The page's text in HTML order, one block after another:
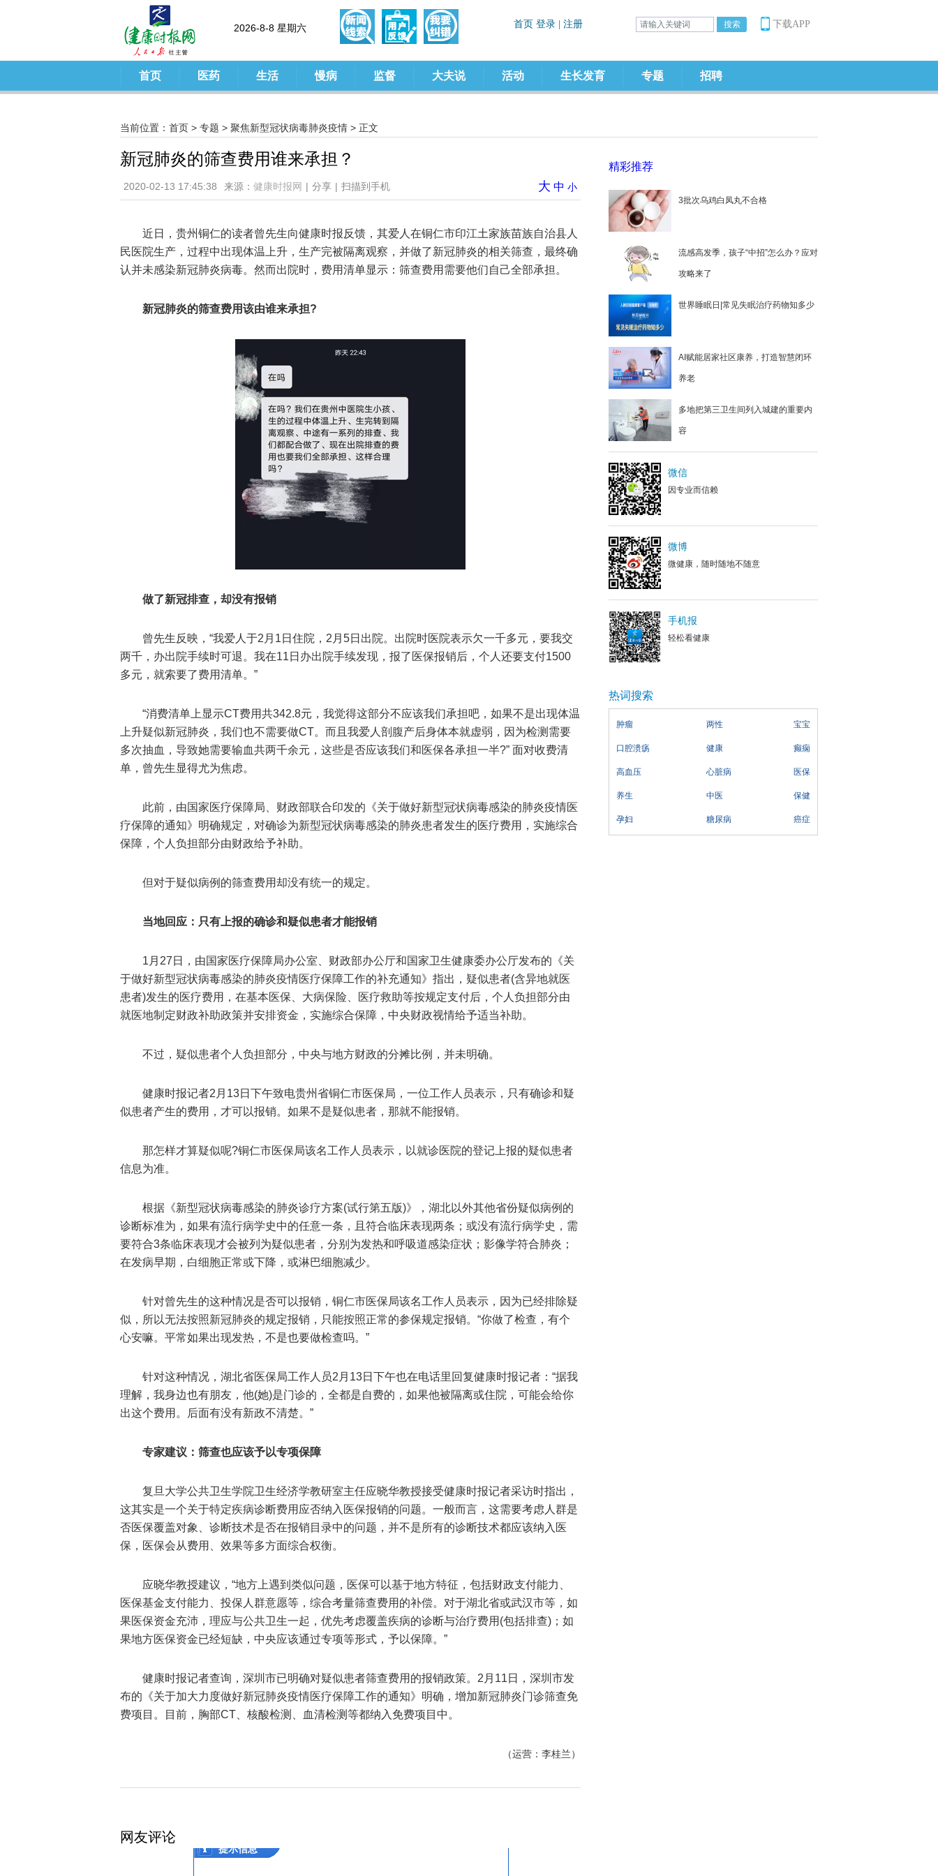
2026-8-8 星期六 下载APP
首页 医药 生活 慢病 监督 大夫说 活动 生长发育 专题 招聘
当前位置： 首页 > 专题 > 聚焦新型冠状病毒肺炎疫情 > 正文
新冠肺炎的筛查费用谁来承担？
2020-02-13 17:45:38 来源： 健康时报网 | 分享 | 扫描到手机 大 中 小
近日，贵州铜仁的读者曾先生向健康时报反馈，其爱人在铜仁市印江土家族苗族自治县人
民医院生产，过程中出现体温上升，生产完被隔离观察，并做了新冠肺炎的相关筛查，最终确
认并未感染新冠肺炎病毒。然而出院时，费用清单显示：筛查费用需要他们自己全部承担。
新冠肺炎的筛查费用该由谁来承担?
做了新冠排查，却没有报销
曾先生反映，“我爱人于2月1日住院，2月5日出院。出院时医院表示欠一千多元，要我交
两千，办出院手续时可退。我在11日办出院手续发现，报了医保报销后，个人还要支付1500
多元，就索要了费用清单。”
“消费清单上显示CT费用共342.8元，我觉得这部分不应该我们承担吧，如果不是出现体温
上升疑似新冠肺炎，我们也不需要做CT。而且我爱人剖腹产后身体本就虚弱，因为检测需要
多次抽血，导致她需要输血共两千余元，这些是否应该我们和医保各承担一半?” 面对收费清
单，曾先生显得尤为焦虑。
此前，由国家医疗保障局、财政部联合印发的《关于做好新型冠状病毒感染的肺炎疫情医
疗保障的通知》明确规定，对确诊为新型冠状病毒感染的肺炎患者发生的医疗费用，实施综合
保障，个人负担部分由财政给予补助。
但对于疑似病例的筛查费用却没有统一的规定。
当地回应：只有上报的确诊和疑似患者才能报销
1月27日，由国家医疗保障局办公室、财政部办公厅和国家卫生健康委办公厅发布的《关
于做好新型冠状病毒感染的肺炎疫情医疗保障工作的补充通知》指出，疑似患者(含异地就医
患者)发生的医疗费用，在基本医保、大病保险、医疗救助等按规定支付后，个人负担部分由
就医地制定财政补助政策并安排资金，实施综合保障，中央财政视情给予适当补助。
不过，疑似患者个人负担部分，中央与地方财政的分摊比例，并未明确。
健康时报记者2月13日下午致电贵州省铜仁市医保局，一位工作人员表示，只有确诊和疑
似患者产生的费用，才可以报销。如果不是疑似患者，那就不能报销。
那怎样才算疑似呢?铜仁市医保局该名工作人员表示，以就诊医院的登记上报的疑似患者
信息为准。
根据《新型冠状病毒感染的肺炎诊疗方案(试行第五版)》，湖北以外其他省份疑似病例的
诊断标准为，如果有流行病学史中的任意一条，且符合临床表现两条；或没有流行病学史，需
要符合3条临床表现才会被列为疑似患者，分别为发热和呼吸道感染症状；影像学符合肺炎；
在发病早期，白细胞正常或下降，或淋巴细胞减少。
针对曾先生的这种情况是否可以报销，铜仁市医保局该名工作人员表示，因为已经排除疑
似，所以无法按照新冠肺炎的规定报销，只能按照正常的参保规定报销。“你做了检查，有个
心安嘛。平常如果出现发热，不是也要做检查吗。”
针对这种情况，湖北省医保局工作人员2月13日下午也在电话里回复健康时报记者：“据我
理解，我身边也有朋友，他(她)是门诊的，全都是自费的，如果他被隔离或住院，可能会给你
出这个费用。后面有没有新政不清楚。”
专家建议：筛查也应该予以专项保障
复旦大学公共卫生学院卫生经济学教研室主任应晓华教授接受健康时报记者采访时指出，
这其实是一个关于特定疾病诊断费用应否纳入医保报销的问题。一般而言，这需要考虑人群是
否医保覆盖对象、诊断技术是否在报销目录中的问题，并不是所有的诊断技术都应该纳入医
保，医保会从费用、效果等多方面综合权衡。
应晓华教授建议，“地方上遇到类似问题，医保可以基于地方特征，包括财政支付能力、
医保基金支付能力、投保人群意愿等，综合考量筛查费用的补偿。对于湖北省或武汉市等，如
果医保资金充沛，理应与公共卫生一起，优先考虑覆盖疾病的诊断与治疗费用(包括排查)；如
果地方医保资金已经短缺，中央应该通过专项等形式，予以保障。”
健康时报记者查询，深圳市已明确对疑似患者筛查费用的报销政策。2月11日，深圳市发
布的《关于加大力度做好新冠肺炎疫情医疗保障工作的通知》明确，增加新冠肺炎门诊筛查免
费项目。目前，胸部CT、核酸检测、血清检测等都纳入免费项目中。
（运营：李桂兰）
网友评论
精彩推荐
3批次乌鸡白凤丸不合格
流感高发季，孩子“中招”怎么办？应对
攻略来了
世界睡眠日|常见失眠治疗药物知多少
AI赋能居家社区康养，打造智慧闭环
养老
多地把第三卫生间列入城建的重要内
容
微信
因专业而信赖
微博
微健康，随时随地不随意
手机报
轻松看健康
热词搜索
肿瘤 两性 宝宝
口腔溃疡 健康 癫痫
高血压 心脏病 医保
养生 中医 保健
孕妇 糖尿病 癌症